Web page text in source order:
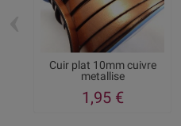
Cuir plat 10mm cuivre
metallise
1,95 €